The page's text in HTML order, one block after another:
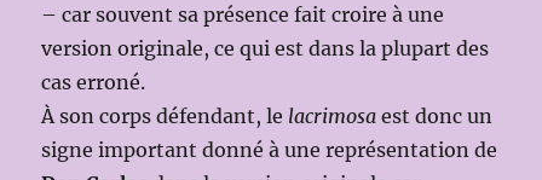
– car souvent sa présence fait croire à une
version originale, ce qui est dans la plupart des
cas erroné.
À son corps défendant, le lacrimosa est donc un
signe important donné à une représentation de